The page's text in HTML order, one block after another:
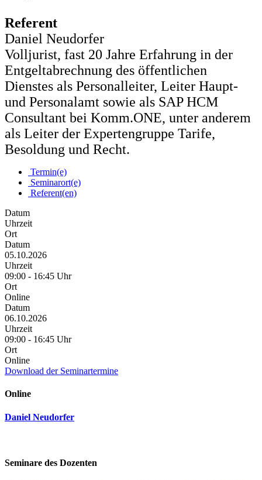
Referent
Daniel Neudorfer
Volljurist, fast 20 Jahre Erfahrung in der
Entgeltabrechnung des öffentlichen
Dienstes als Personalleiter, Leiter Haupt-
und Personalamt sowie als SAP HCM
Consultant bei Komm.ONE, unter anderem
als Leiter der Expertengruppe Tarife,
Besoldung und Recht.
Termin(e)
Seminarort(e)
Referent(en)
Datum
Uhrzeit
Ort
Datum
05.10.2026
Uhrzeit
09:00 - 16:45 Uhr
Ort
Online
Datum
06.10.2026
Uhrzeit
09:00 - 16:45 Uhr
Ort
Online
Download der Seminartermine
Online
Daniel Neudorfer
Seminare des Dozenten